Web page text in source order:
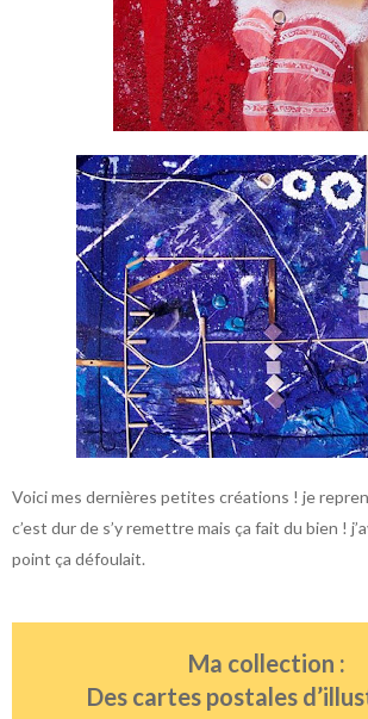
Voici mes dernières petites créations ! je
c’est dur de s’y remettre mais ça fait du bien !
point ça défoulait.
Ma collection :
Des cartes postales